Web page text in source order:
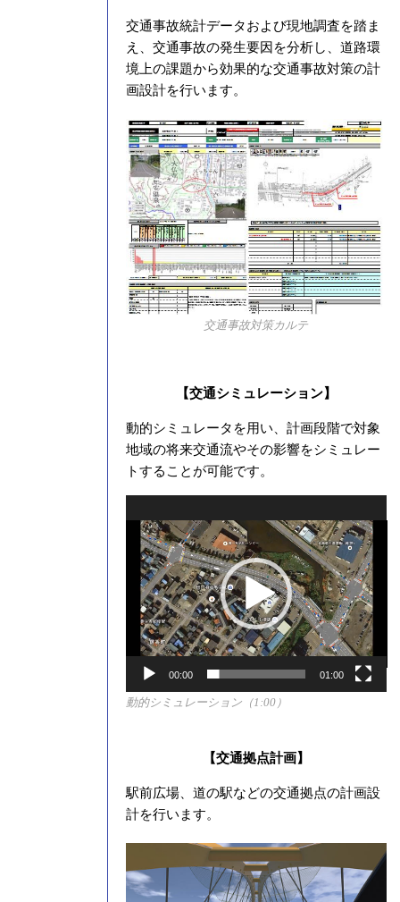
交通事故統計データおよび現地調査を踏ま
え、交通事故の発生要因を分析し、道路環
境上の課題から効果的な交通事故対策の計
画設計を行います。
交通事故対策カルテ
【交通シミュレーション】
動的シミュレータを用い、計画段階で対象
地域の将来交通流やその影響をシミュレー
トすることが可能です。
00:00 01:00
動的シミュレーション（1:00）
【交通拠点計画】
駅前広場、道の駅などの交通拠点の計画設
計を行います。